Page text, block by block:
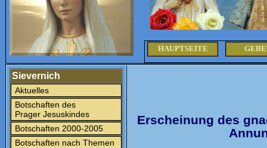
HAUPTSEITE
Sievernich
Aktuelles
Botschaften des
Prager Jesuskindes
Botschaften 2000-2005
Botschaften nach Themen
Erscheinung des